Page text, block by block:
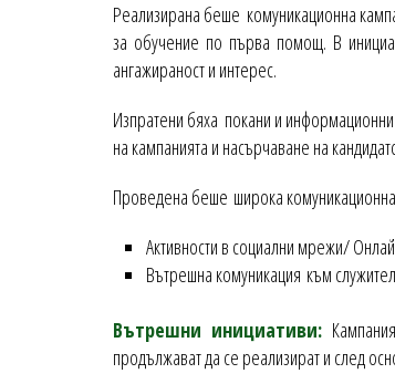
Реализирана беше комуникационна
за обучение по първа помощ. В
ангажираност и интерес.
Изпратени бяха покани и
на кампанията и насърчаване на
Проведена беше широка
Активности в социални мрежи/
Вътрешна комуникация към
Вътрешни инициативи:
продължават да се реализират и след